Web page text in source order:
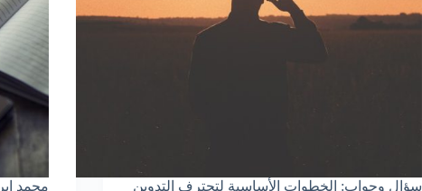
سؤال وجواب: الخطوات الأساسية لتحترف التدوين
محمد